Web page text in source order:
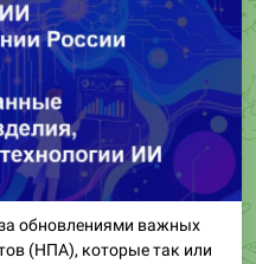
обновлениями важных
(НПА), которые так или